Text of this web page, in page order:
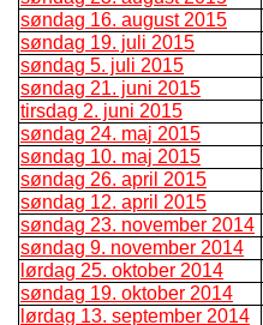
søndag 16. august 2015
søndag 19. juli 2015
søndag 5. juli 2015
søndag 21. juni 2015
tirsdag 2. juni 2015
søndag 24. maj 2015
søndag 10. maj 2015
søndag 26. april 2015
søndag 12. april 2015
søndag 23. november 2014
søndag 9. november 2014
lørdag 25. oktober 2014
søndag 19. oktober 2014
lørdag 13. september 2014